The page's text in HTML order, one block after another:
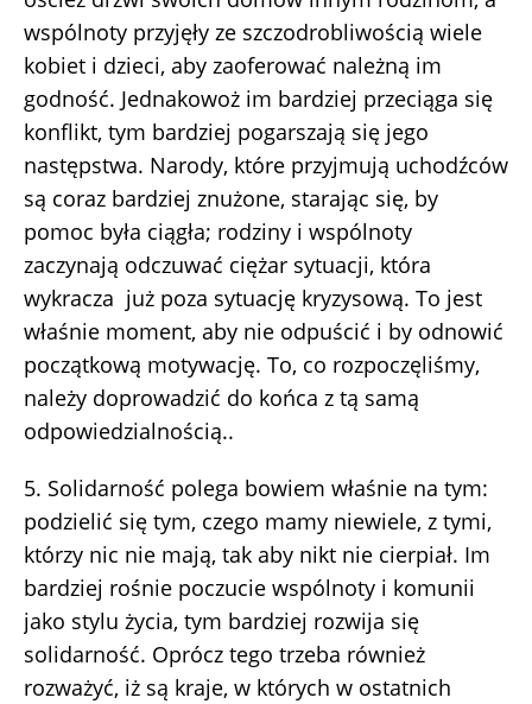
wspólnoty przyjęły ze szczodrobliwością wiele
kobiet i dzieci, aby zaoferować należną im
godność. Jednakowoż im bardziej przeciąga się
konflikt, tym bardziej pogarszają się jego
następstwa. Narody, które przyjmują uchodźców
są coraz bardziej znużone, starając się, by
pomoc była ciągła; rodziny i wspólnoty
zaczynają odczuwać ciężar sytuacji, która
wykracza już poza sytuację kryzysową. To jest
właśnie moment, aby nie odpuścić i by odnowić
początkową motywację. To, co rozpoczęliśmy,
należy doprowadzić do końca z tą samą
odpowiedzialnością..
5. Solidarność polega bowiem właśnie na tym:
podzielić się tym, czego mamy niewiele, z tymi,
którzy nic nie mają, tak aby nikt nie cierpiał. Im
bardziej rośnie poczucie wspólnoty i komunii
jako stylu życia, tym bardziej rozwija się
solidarność. Oprócz tego trzeba również
rozważyć, iż są kraje, w których w ostatnich